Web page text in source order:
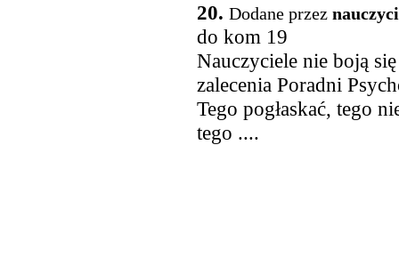
20. Dodane przez
do kom 19
Nauczyciele nie boją
zalecenia Poradni
Tego pogłaskać, tego
tego ....